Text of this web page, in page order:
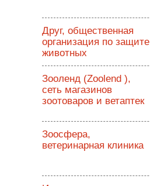
Друг, общественная
организация по защите
животных
Зооленд (Zoolend ),
сеть магазинов
зоотоваров и ветаптек
Зоосфера,
ветеринарная клиника